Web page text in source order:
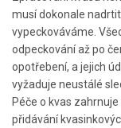
musí dokonale
vypeckováváme.
odpeckování až po
opotřebení, a jejich
vyžaduje neustálé
Péče o kvas
přidávání